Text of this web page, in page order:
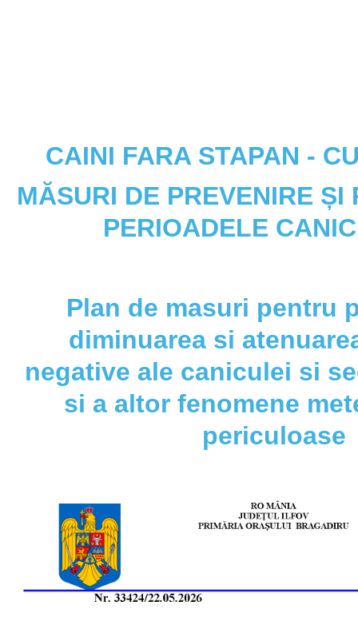
CAINI FARA STAPAN -
MĂSURI DE PREVENIRE ȘI
PERIOADELE
Plan de masuri pentru
diminuarea si
negative ale caniculei si
si a altor fenomene
periculoase